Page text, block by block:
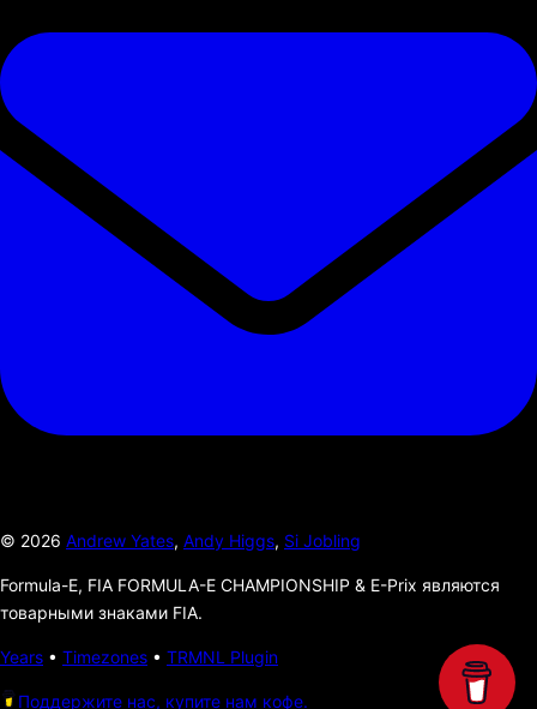
© 2026 Andrew Yates, Andy Higgs, Si Jobling
Formula-E, FIA FORMULA-E CHAMPIONSHIP & E-Prix являются
товарными знаками FIA.
Years • Timezones • TRMNL Plugin
Поддержите нас, купите нам кофе.